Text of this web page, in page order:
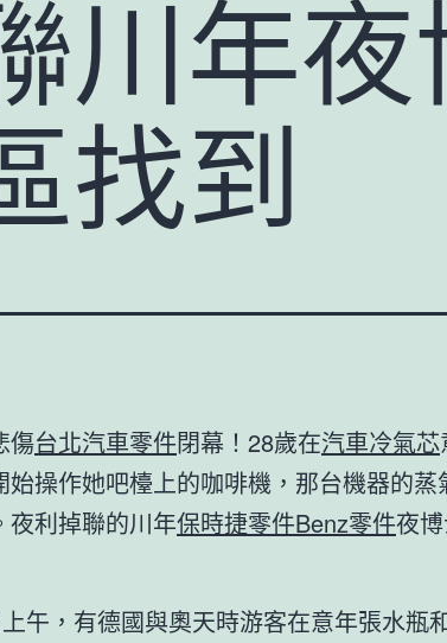
川年
找到
傷台北汽車零件閉幕！28歲在汽車冷氣芯
始操作她吧檯上的咖啡機，那台機器的蒸
夜利掉聯的川年保時捷零件Benz零件夜
午，有德國與奧天時游客在意年張水瓶